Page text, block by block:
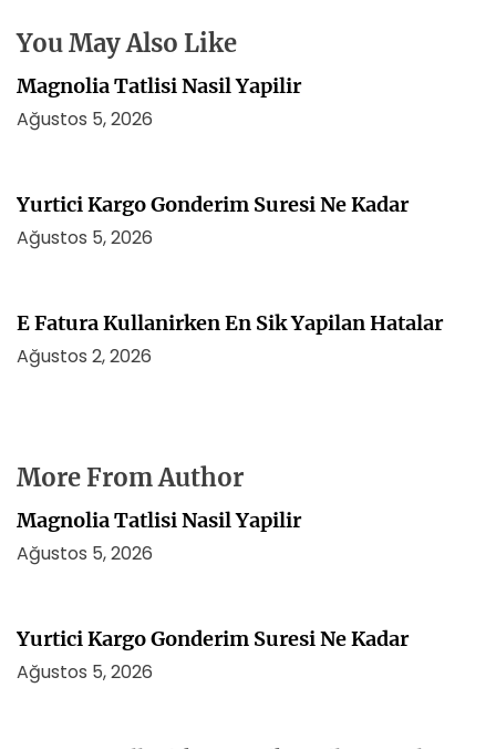
i
You May Also Like
Magnolia Tatlisi Nasil Yapilir
Ağustos 5, 2026
Yurtici Kargo Gonderim Suresi Ne Kadar
Ağustos 5, 2026
E Fatura Kullanirken En Sik Yapilan Hatalar
Ağustos 2, 2026
More From Author
Magnolia Tatlisi Nasil Yapilir
Ağustos 5, 2026
Yurtici Kargo Gonderim Suresi Ne Kadar
Ağustos 5, 2026